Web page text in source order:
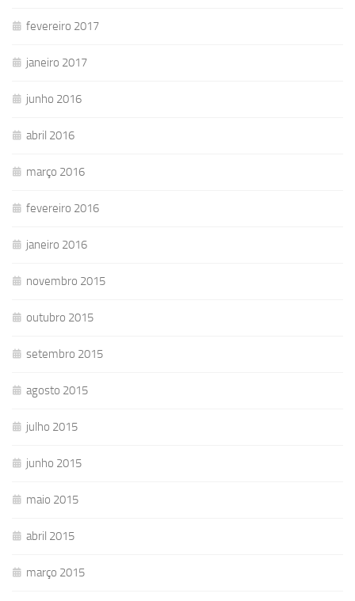
fevereiro 2017
janeiro 2017
junho 2016
abril 2016
março 2016
fevereiro 2016
janeiro 2016
novembro 2015
outubro 2015
setembro 2015
agosto 2015
julho 2015
junho 2015
maio 2015
abril 2015
março 2015